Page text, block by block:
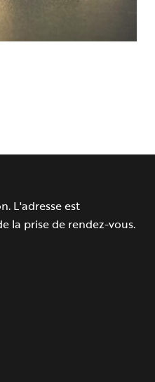
L'adresse est
la prise de rendez-vous.